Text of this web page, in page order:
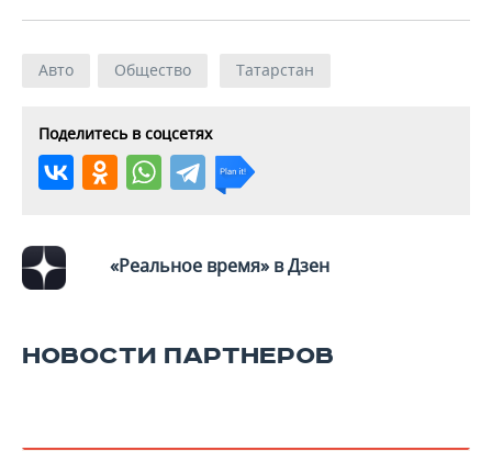
Авто Общество Татарстан
Поделитесь в соцсетях
«Реальное время» в Дзен
НОВОСТИ ПАРТНЕРОВ